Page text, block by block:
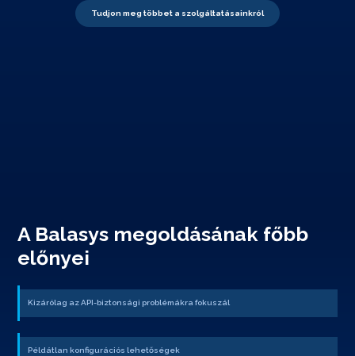
Tudjon meg többet a szolgáltatásainkról
A Balasys megoldásának főbb
előnyei
Kizárólag az API-biztonsági problémákra fokuszál
Példátlan konfigurációs lehetőségek